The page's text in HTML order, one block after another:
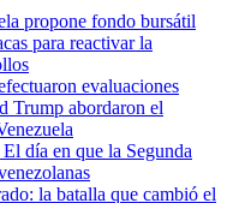
propone fondo bursátil
para reactivar la
evaluaciones
Trump abordaron el
día en que la Segunda
la batalla que cambió el